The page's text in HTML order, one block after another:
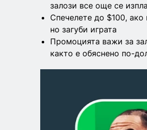
залози все още се
Спечелете до $100,
но загуби играта
Промоцията важи за
както е обяснено по-